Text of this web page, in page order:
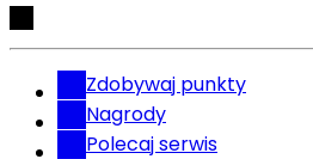
Zdobywaj punkty
Nagrody
Polecaj serwis